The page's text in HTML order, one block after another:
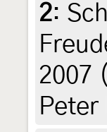
2:
2007